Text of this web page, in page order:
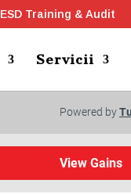
ESD Training & Audit
Servicii